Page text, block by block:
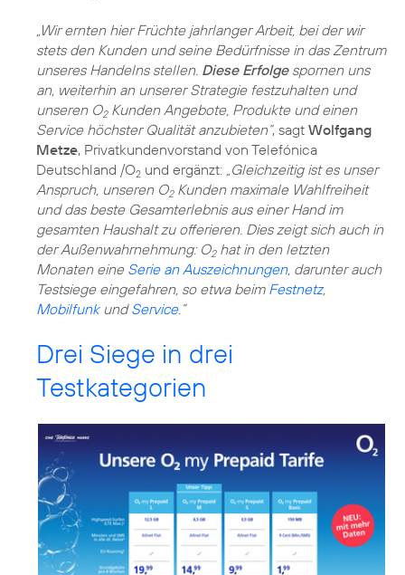
„Wir ernten hier Früchte jahrlanger Arbeit, bei der wir
stets den Kunden und seine Bedürfnisse in das Zentrum
unseres Handelns stellen. Diese Erfolgespornen uns
an, weiterhin an unserer Strategie festzuhalten und
unseren O2Kunden Angebote, Produkte und einen
Service höchster Qualität anzubieten“, sagt Wolfgang
Metze, Privatkundenvorstand von Telefónica
Deutschland /O2 und ergänzt: „Gleichzeitig ist es unser
Anspruch, unseren O2Kunden maximale Wahlfreiheit
und das beste Gesamterlebnis aus einer Hand im
gesamten Haushalt zu offerieren. Dies zeigt sich auch in
der Außenwahrnehmung: O2hat in den letzten
Monaten eine Serie an Auszeichnungen, darunter auch
Testsiege eingefahren, so etwa beim Festnetz,
MobilfunkundService.”
Drei Siege in drei
Testkategorien